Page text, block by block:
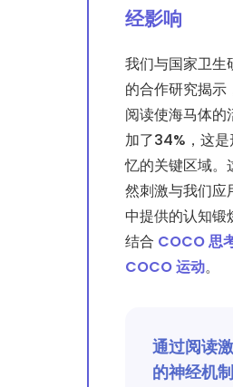
经影响
我们与国家卫生
的合作研究揭示
阅读使海马体的
加了34%，这是
忆的关键区域。
然刺激与我们应
中提供的认知锻
结合 COCO 思
COCO 运动。
通过阅读
的神经机制